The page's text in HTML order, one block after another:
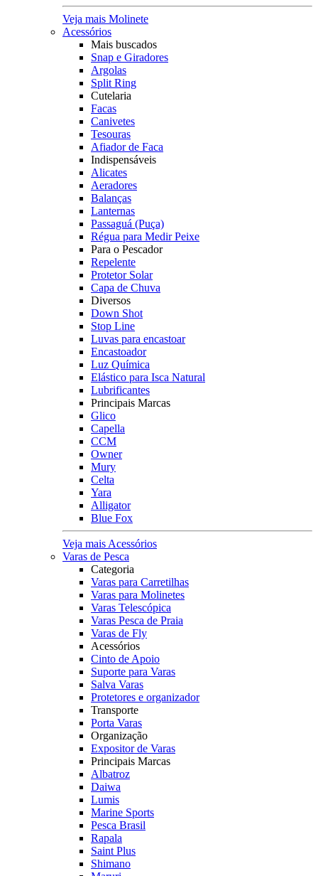
Veja mais Molinete
Acessórios
Mais buscados
Snap e Giradores
Argolas
Split Ring
Cutelaria
Facas
Canivetes
Tesouras
Afiador de Faca
Indispensáveis
Alicates
Aeradores
Balanças
Lanternas
Passaguá (Puça)
Régua para Medir Peixe
Para o Pescador
Repelente
Protetor Solar
Capa de Chuva
Diversos
Down Shot
Stop Line
Luvas para encastoar
Encastoador
Luz Química
Elástico para Isca Natural
Lubrificantes
Principais Marcas
Glico
Capella
CCM
Owner
Mury
Celta
Yara
Alligator
Blue Fox
Veja mais Acessórios
Varas de Pesca
Categoria
Varas para Carretilhas
Varas para Molinetes
Varas Telescópica
Varas Pesca de Praia
Varas de Fly
Acessórios
Cinto de Apoio
Suporte para Varas
Salva Varas
Protetores e organizador
Transporte
Porta Varas
Organização
Expositor de Varas
Principais Marcas
Albatroz
Daiwa
Lumis
Marine Sports
Pesca Brasil
Rapala
Saint Plus
Shimano